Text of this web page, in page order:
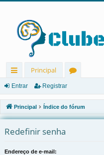
in
ks
rá
pi
Principal
u
ns
Entrar Registrar
Principal Índice do fórum
Redefinir senha
Endereço de e-mail: